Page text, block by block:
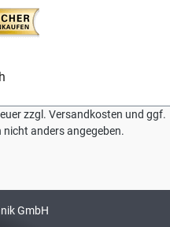
zzgl. Versandkosten und ggf.
anders angegeben.
GmbH